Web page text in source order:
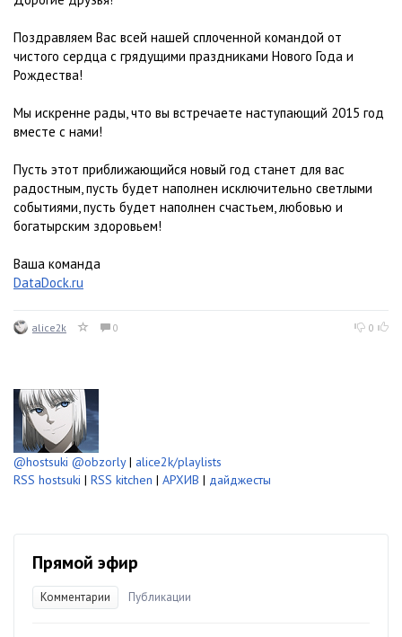
Поздравляем Вас всей нашей сплоченной командой от
чистого сердца с грядущими праздниками Нового Года и
Рождества!
Мы искренне рады, что вы встречаете наступающий 2015 год
вместе с нами!
Пусть этот приближающийся новый год станет для вас
радостным, пусть будет наполнен исключительно светлыми
событиями, пусть будет наполнен счастьем, любовью и
богатырским здоровьем!
Ваша команда
DataDock.ru
alice2k 0 0
@hostsuki @obzorly| alice2k/playlists
RSS hostsuki | RSS kitchen | АРХИВ | дайджесты
Прямой эфир
Комментарии Публикации